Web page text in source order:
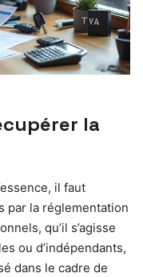
la
il faut
par la réglementation
qu’il s’agisse
ou d’indépendants,
dans le cadre de